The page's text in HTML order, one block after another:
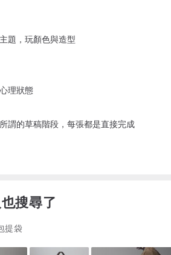
題，玩顏色與造型
理狀態
謂的草稿階段，每張都是直接完成
搜尋了
提袋